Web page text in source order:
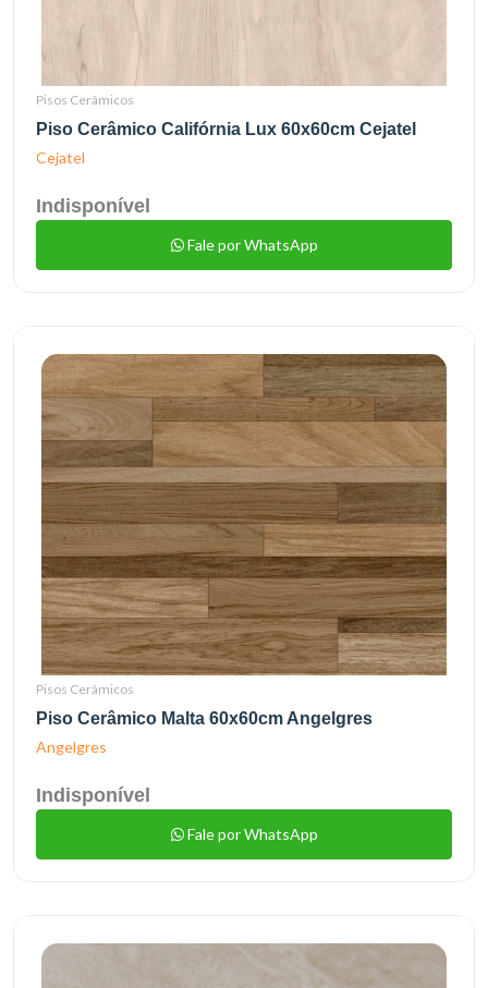
Pisos Cerâmicos
Piso Cerâmico Califórnia Lux 60x60cm Cejatel
Cejatel
Indisponível
Fale por WhatsApp
Pisos Cerâmicos
Piso Cerâmico Malta 60x60cm Angelgres
Angelgres
Indisponível
Fale por WhatsApp